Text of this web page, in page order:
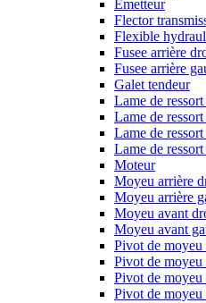
Emetteur
Flector
Flexible
Fusee arrière
Fusee arrière
Galet tendeur
Lame de
Lame de
Lame de
Lame de
Moteur
Moyeu arrière
Moyeu arrière
Moyeu avant
Moyeu avant
Pivot de
Pivot de moyeu
Pivot de
Pivot de moyeu